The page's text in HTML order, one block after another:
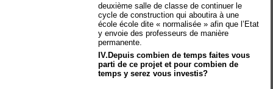
deuxième salle de classe de continuer le
cycle de construction qui aboutira à une
école école dite « normalisée » afin que l’Etat
y envoie des professeurs de manière
permanente.
IV.Depuis combien de temps faites vous
parti de ce projet et pour combien de
temps y serez vous investis?